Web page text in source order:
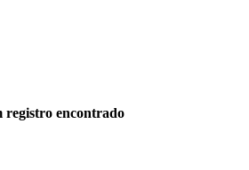
registro encontrado